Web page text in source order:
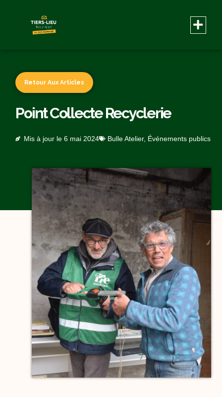
Retour Aux Articles
Point Collecte Recyclerie
Mis à jour le 6 mai 2024 Bulle Atelier, Événements publics